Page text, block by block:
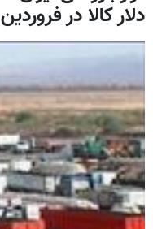
دلار کالا در فروردین